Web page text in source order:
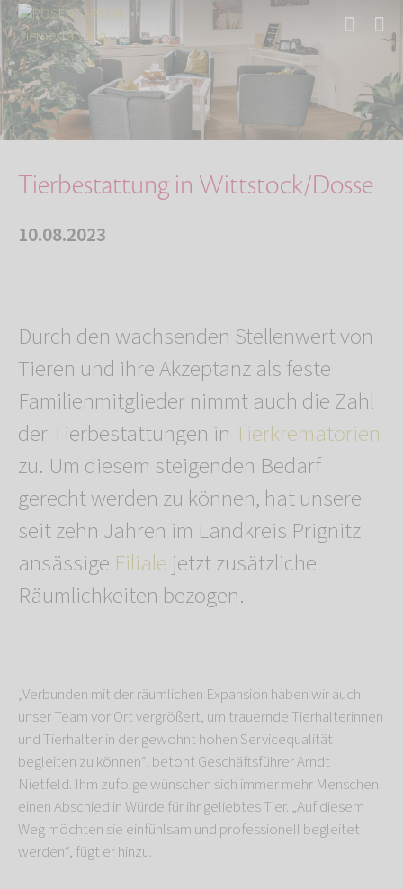
Start Über uns Aktuelles Tierbestattung in Wittstock/Dosse
Tierbestattung in Wittstock/Dosse
10.08.2023
Durch den wachsenden Stellenwert von
Tieren und ihre Akzeptanz als feste
Familienmitglieder nimmt auch die Zahl
der Tierbestattungen in Tierkrematorien
zu. Um diesem steigenden Bedarf
gerecht werden zu können, hat unsere
seit zehn Jahren im Landkreis Prignitz
ansässige Filiale jetzt zusätzliche
Räumlichkeiten bezogen.
„Verbunden mit der räumlichen Expansion haben wir auch
unser Team vor Ort vergrößert, um trauernde Tierhalterinnen
und Tierhalter in der gewohnt hohen Servicequalität
begleiten zu können“, betont Geschäftsführer Arndt
Nietfeld. Ihm zufolge wünschen sich immer mehr Menschen
einen Abschied in Würde für ihr geliebtes Tier. „Auf diesem
Weg möchten sie einfühlsam und professionell begleitet
werden“, fügt er hinzu.